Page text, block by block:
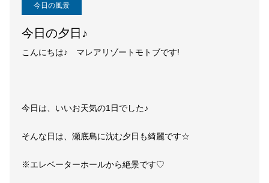
今日の風景
今日の夕日♪
こんにちは♪ マレアリゾートモトブです!
今日は、いいお天気の1日でした♪
そんな日は、瀬底島に沈む夕日も綺麗です☆
※エレベーターホールから絶景です♡